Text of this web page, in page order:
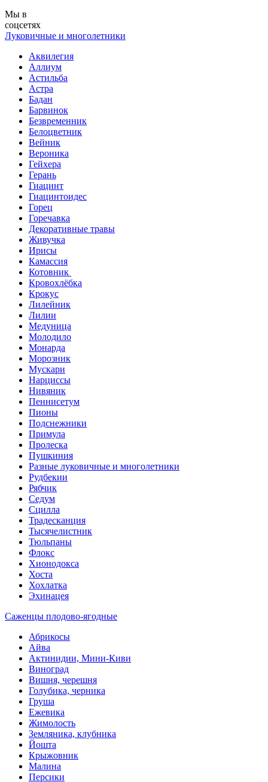
Мы в
соцсетях
Луковичные и многолетники
Аквилегия
Аллиум
Астильба
Астра
Бадан
Барвинок
Безвременник
Белоцветник
Вейник
Вероника
Гейхера
Герань
Гиацинт
Гиацинтоидес
Горец
Горечавка
Декоративные травы
Живучка
Ирисы
Камассия
Котовник
Кровохлёбка
Крокус
Лилейник
Лилии
Медуница
Молодило
Монарда
Морозник
Мускари
Нарциссы
Нивяник
Пеннисетум
Пионы
Подснежники
Примула
Пролеска
Пушкиния
Разные луковичные и многолетники
Рудбекии
Рябчик
Седум
Сцилла
Традесканция
Тысячелистник
Тюльпаны
Флокс
Хионодокса
Хоста
Хохлатка
Эхинацея
Саженцы плодово-ягодные
Абрикосы
Айва
Актинидии, Мини-Киви
Виноград
Вишня, черешня
Голубика, черника
Груша
Ежевика
Жимолость
Земляника, клубника
Йошта
Крыжовник
Малина
Персики